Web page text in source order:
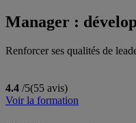
Manager :
Renforcer ses qualités de
4.4 /5(55 avis)
Voir la formation